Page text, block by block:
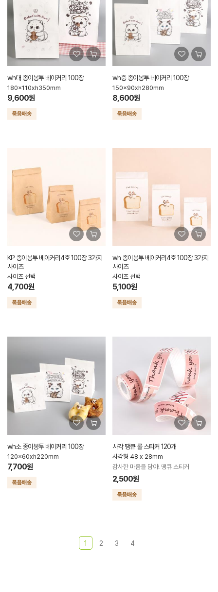
wh대 종이봉투 베이커리 100장
180x110xh350mm
9,600원
wh중 종이봉투 베이커리 100장
150x90xh280mm
8,600원
KP 종이봉투 베이커리4호 100장 3가지
사이즈
사이즈 선택
4,700원
wh 종이봉투 베이커리4호 100장 3가지
사이즈
사이즈 선택
5,100원
wh소 종이봉투 베이커리 100장
120x60xh220mm
7,700원
사각 땡큐 롤 스티커 120개
사각형 48 x 28mm
감사한 마음을 담아! 땡큐 스티커
2,500원
1 2 3 4